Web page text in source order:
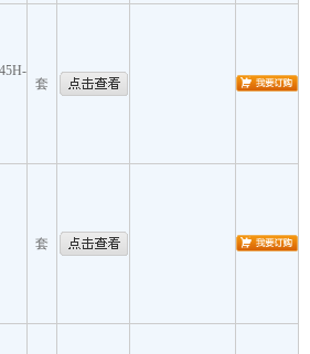
套
套